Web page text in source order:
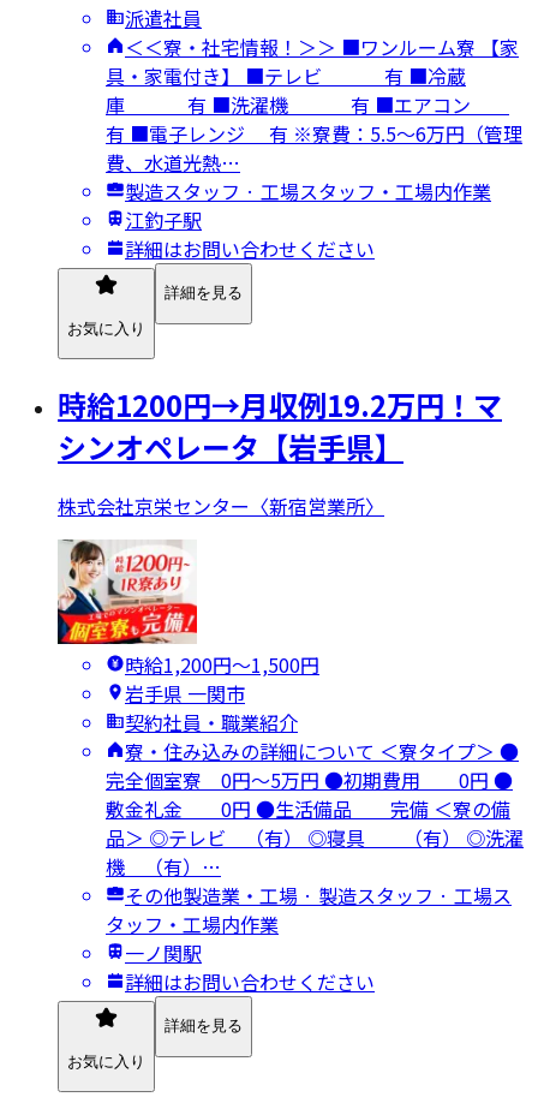
派遣社員
＜＜寮・社宅情報！＞＞ ■ワンルーム寮 【家
具・家電付き】 ■テレビ 有 ■冷蔵
庫 有 ■洗濯機 有 ■エアコン
有 ■電子レンジ 有 ※寮費：5.5～6万円（管理
費、水道光熱…
製造スタッフ · 工場スタッフ・工場内作業
江釣子駅
詳細はお問い合わせください
お気に入り
詳細を見る
時給1200円→月収例19.2万円！マ
シンオペレータ【岩手県】
株式会社京栄センター〈新宿営業所〉
時給1,200円〜1,500円
岩手県 一関市
契約社員・職業紹介
寮・住み込みの詳細について ＜寮タイプ＞ ●
完全個室寮 0円～5万円 ●初期費用 0円 ●
敷金礼金 0円 ●生活備品 完備 ＜寮の備
品＞ ◎テレビ （有） ◎寝具 （有） ◎洗濯
機 （有）…
その他製造業・工場 · 製造スタッフ · 工場ス
タッフ・工場内作業
一ノ関駅
詳細はお問い合わせください
お気に入り
詳細を見る